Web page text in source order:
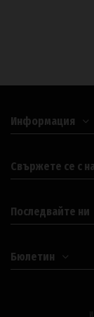
Информация
Свържете се с
Последвайте ни
Бюлетин